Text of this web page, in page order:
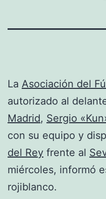
La Asociación del
autorizado al
Madrid, Sergio
con su equipo y
del Rey frente al
miércoles, informó
rojiblanco.